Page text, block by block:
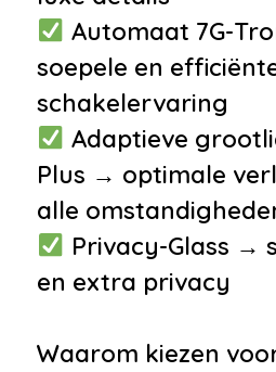
•Vermoeidheids
•Airbag(s) hoofd
•Airbag(s) hoofd
•Airbag(s) knie
•Airbag(s) side
•Airbag bestuurder
•Airbag passagier
•Alarm klasse 3
•Derde remlicht
Automaat 7G-
soepele en
schakelervaring
Adaptieve
Plus → optimale
alle
Privacy-Glass →
en extra privacy
Waarom kiezen